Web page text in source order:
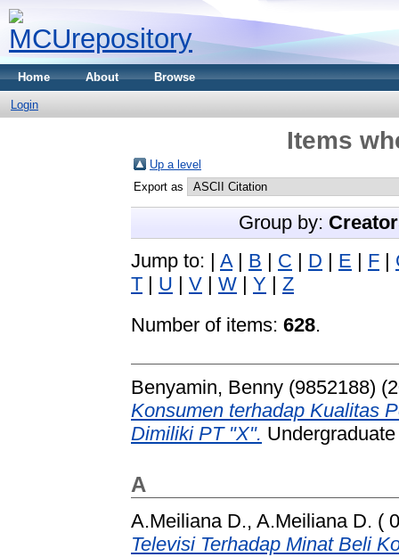
Home About Browse
Login
Items
Up a level
Export as
Group by:
Jump to: | A| B | C | D | E | F |
T | U | V | W | Y | Z
Number of items: 628.
Benyamin, Benny (9852188)
Konsumen terhadap Kualitas
Dimiliki PT "X".
A
A.Meiliana D., A.Meiliana D. (
Televisi Terhadap Minat Beli